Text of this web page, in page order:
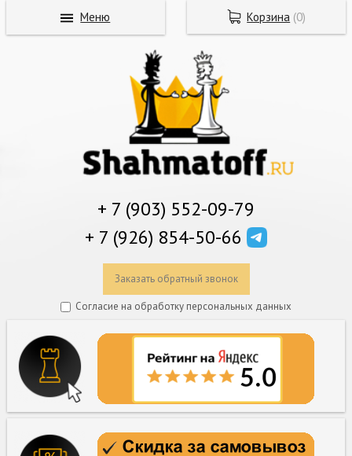
+ 7 (903) 552-09-79
+ 7 (926) 854-50-66
Заказать обратный звонок
Согласие на обработку персональных данных
Корзина (0)
Меню